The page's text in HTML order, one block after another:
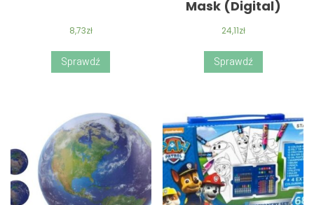
8,73zł
Sprawdź
Mask (Digital)
24,11zł
Sprawdź